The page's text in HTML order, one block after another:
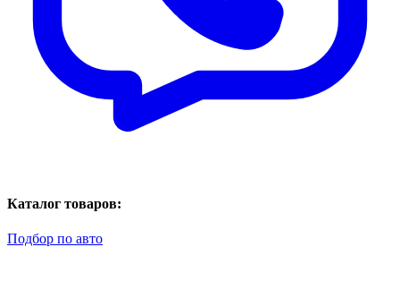
Каталог товаров:
Подбор по авто